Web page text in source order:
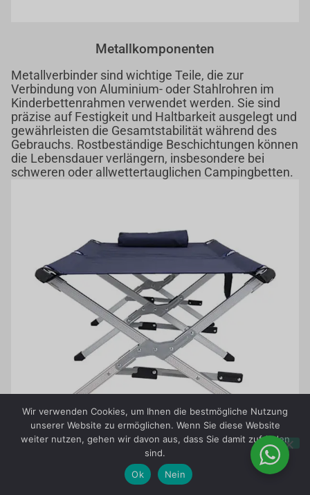
Metallkomponenten
Metallverbinder sind wichtige Teile, die zur
Verbindung von Aluminium- oder Stahlrohren im
Kinderbettenrahmen verwendet werden. Sie sind
präzise auf Festigkeit und Haltbarkeit ausgelegt und
gewährleisten die Gesamtstabilität während des
Gebrauchs. Rostbeständige Beschichtungen können
die Lebensdauer verlängern, insbesondere bei
schweren oder allwettertauglichen Campingbetten.
Wir verwenden Cookies, um Ihnen die bestmögliche Nutzung
unserer Website zu ermöglichen. Wenn Sie diese Website
weiter nutzen, gehen wir davon aus, dass Sie damit zufrieden
sind.
Ok
Nein